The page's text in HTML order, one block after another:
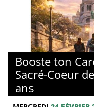
Booste ton
Sacré-Coeur
ans